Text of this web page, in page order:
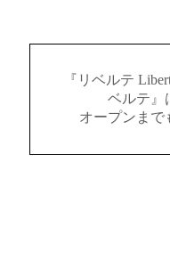
『リベルテ
ベルテ』
オープンまで